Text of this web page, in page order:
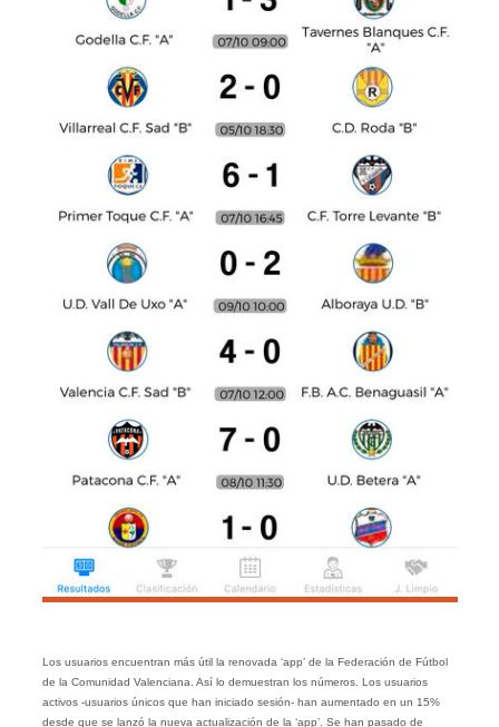
Los usuarios encuentran más útil la renovada ‘app’ de la Federación de Fútbol
de la Comunidad Valenciana. Así lo demuestran los números. Los usuarios
activos -usuarios únicos que han iniciado sesión- han aumentado en un 15%
desde que se lanzó la nueva actualización de la ‘app’. Se han pasado de